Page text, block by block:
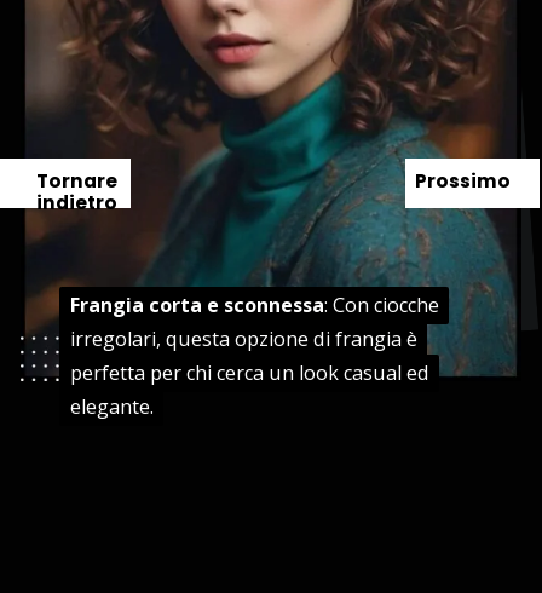
Frangia corta e sconnessa: Con ciocche
irregolari, questa opzione di frangia è
perfetta per chi cerca un look casual ed
elegante.
Frangia corta e sconnessa: Con ciocche
irregolari, questa opzione di frangia è
perfetta per chi cerca un look casual ed
elegante.
Prossimo
Tornare
indietro